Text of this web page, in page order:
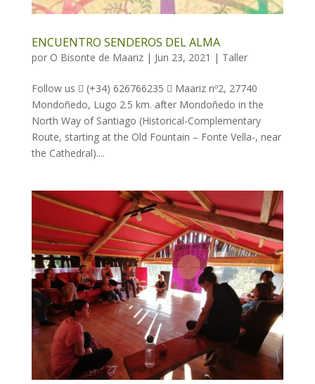
ENCUENTRO SENDEROS DEL ALMA
por O Bisonte de Maariz| Jun 23, 2021 | Taller
Follow us  (+34) 626766235  Maariz nº2, 27740
Mondoñedo, Lugo 2.5 km. after Mondoñedo in the
North Way of Santiago (Historical-Complementary
Route, starting at the Old Fountain – Fonte Vella-, near
the Cathedral)....